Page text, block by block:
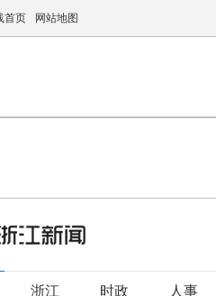
首页 网站地图
浙江 时政 人事